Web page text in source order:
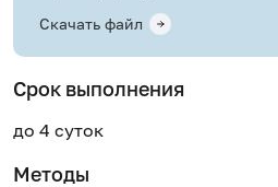
Скачать файл
Срок выполнения
до 4 суток
Методы